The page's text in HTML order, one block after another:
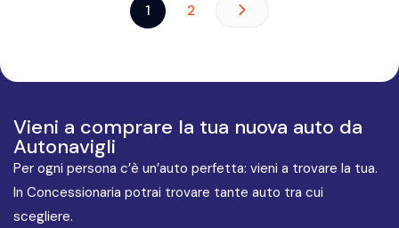
1 2
Vieni a comprare la tua nuova auto da
Autonavigli
Per ogni persona c’è un’auto perfetta: vieni a trovare la tua.
In Concessionaria potrai trovare tante auto tra cui
scegliere.